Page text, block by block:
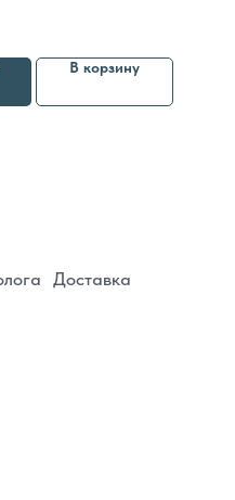
кожи
В корзину